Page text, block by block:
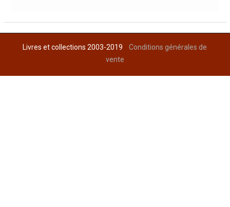
Livres et collections 2003-2019Conditions générales de
vente